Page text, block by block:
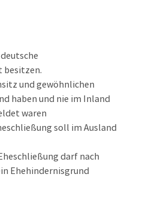
besitzen.
und gewöhnlichen
haben und nie im Inland
waren
soll im Ausland
darf nach
Ehehindernisgrund